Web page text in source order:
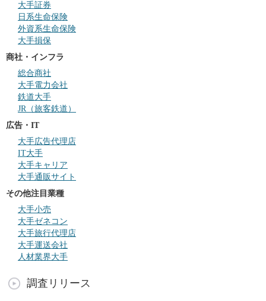
大手証券
日系生命保険
外資系生命保険
大手損保
商社・インフラ
総合商社
大手電力会社
鉄道大手
JR（旅客鉄道）
広告・IT
大手広告代理店
IT大手
大手キャリア
大手通販サイト
その他注目業種
大手小売
大手ゼネコン
大手旅行代理店
大手運送会社
人材業界大手
調査リリース